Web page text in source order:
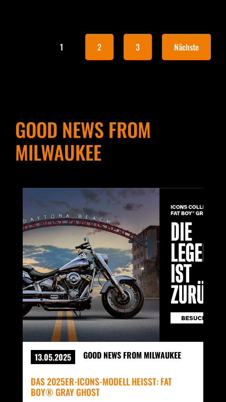
1 2 3 Nächste
GOOD NEWS FROM
MILWAUKEE
13.05.2025 GOOD NEWS FROM MILWAUKEE
DAS 2025ER-ICONS-MODELL HEISST: FAT B
OY® GRAY GHOST